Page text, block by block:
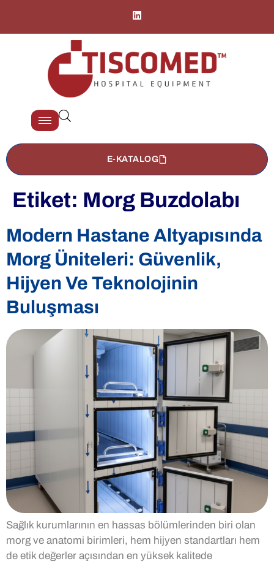
E-KATALOG
Etiket: Morg Buzdolabı
Modern Hastane Altyapısında
Morg Üniteleri: Güvenlik,
Hijyen Ve Teknolojinin
Buluşması
Sağlık kurumlarının en hassas bölümlerinden biri olan
morg ve anatomi birimleri, hem hijyen standartları hem
de etik değerler açısından en yüksek kalitede